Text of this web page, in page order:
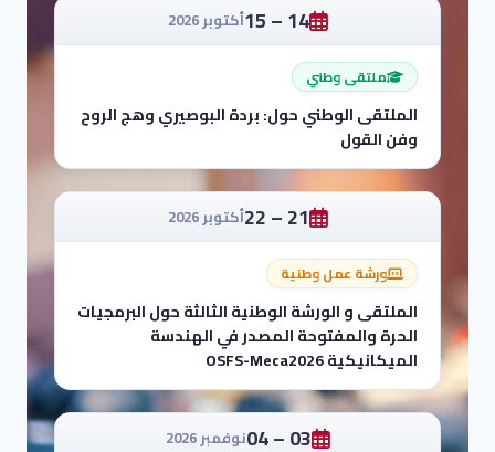
14 – 15 أكتوبر 2026
ملتقى وطني
الملتقى الوطني حول: بردة البوصيري وهج الروح
وفن القول
21 – 22 أكتوبر 2026
ورشة عمل وطنية
الملتقى و الورشة الوطنية الثالثة حول البرمجيات
الحرة والمفتوحة المصدر في الهندسة
الميكانيكية OSFS-Meca2026
03 – 04 نوفمبر 2026